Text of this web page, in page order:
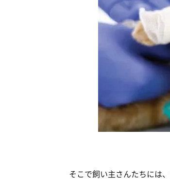
そこで飼い主さんたちには、